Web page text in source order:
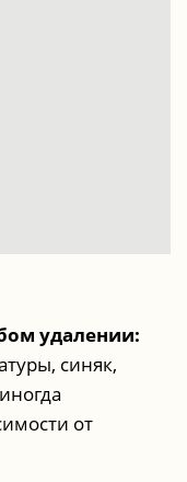
удалении:
синяк,
от